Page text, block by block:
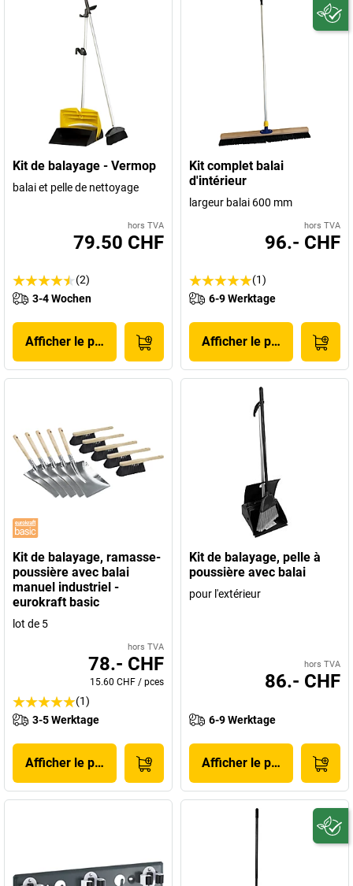
Kit de balayage - Vermop
balai et pelle de nettoyage
hors TVA
79.50 CHF
(2)
3-4 Wochen
Afficher le produit
Kit complet balai
d'intérieur
largeur balai 600 mm
hors TVA
96.- CHF
(1)
6-9 Werktage
Afficher le produit
Kit de balayage, ramasse-
poussière avec balai
manuel industriel -
eurokraft basic
lot de 5
hors TVA
78.- CHF
15.60 CHF / pces
(1)
3-5 Werktage
Afficher le produit
Kit de balayage, pelle à
poussière avec balai
pour l'extérieur
hors TVA
86.- CHF
6-9 Werktage
Afficher le produit